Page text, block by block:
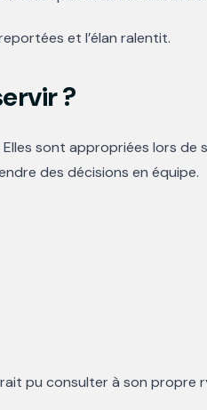
et l’élan ralentit.
?
sont appropriées lors de
des décisions en équipe.
pu consulter à son propre